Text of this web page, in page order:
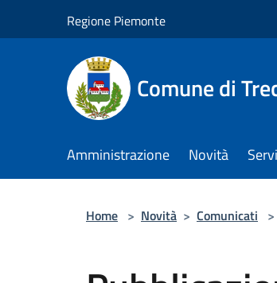
Regione Piemonte
Comune di
Amministrazione Novità
Home > Novità > Comunicati >